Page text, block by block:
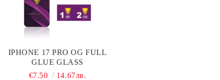
IPHONE 17 PRO OG FULL
GLUE GLASS
€7.50
14.67лв.